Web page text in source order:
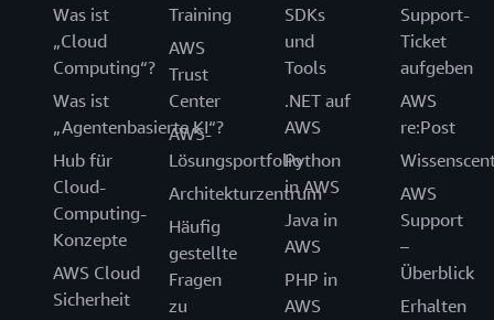
Was ist
„Cloud
Computing“?
Was ist
„Agentenbasierte KI“?
Hub für
Cloud-
Computing-
Konzepte
AWS Cloud
Sicherheit
Training
AWS
Trust
Center
AWS-
Lösungsportfolio
Architekturzentrum
Häufig
gestellte
Fragen
zu
SDKs
und
Tools
.NET auf
AWS
Python
in AWS
Java in
AWS
PHP in
AWS
Support-
Ticket
aufgeben
AWS
re:Post
AWS
Support
–
Überblick
Erhalten